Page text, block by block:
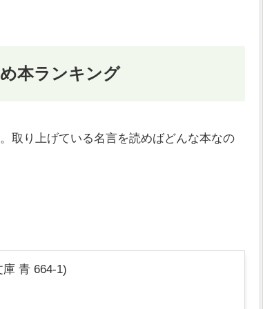
本ランキング
取り上げている名言を読めばどんな本なの
青 664-1)